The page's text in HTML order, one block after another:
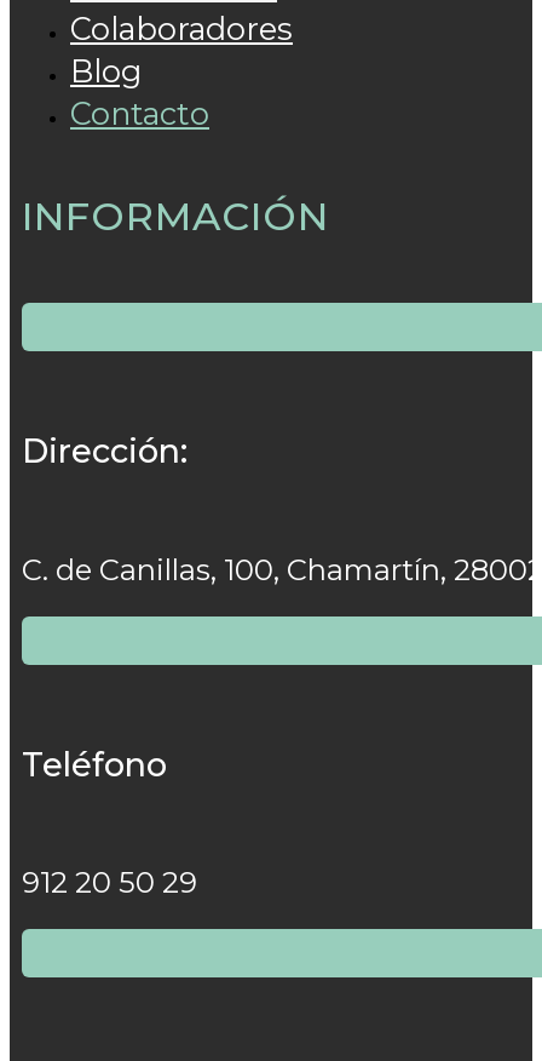
Colaboradores
Blog
Contacto
INFORMACIÓN
Dirección:
C. de Canillas, 100, Chamartín,
Teléfono
912 20 50 29